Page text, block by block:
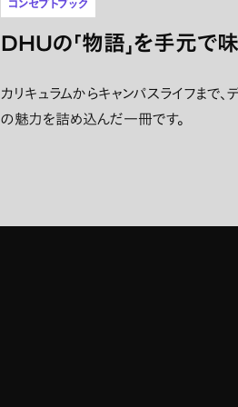
コンセプトブック
DHUの「物語」を手元で味
カリキュラムからキャンパスライフまで、
の魅力を詰め込んだ一冊です。